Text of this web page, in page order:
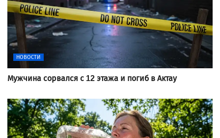
НОВОСТИ
Мужчина сорвался с 12 этажа и погиб в Актау